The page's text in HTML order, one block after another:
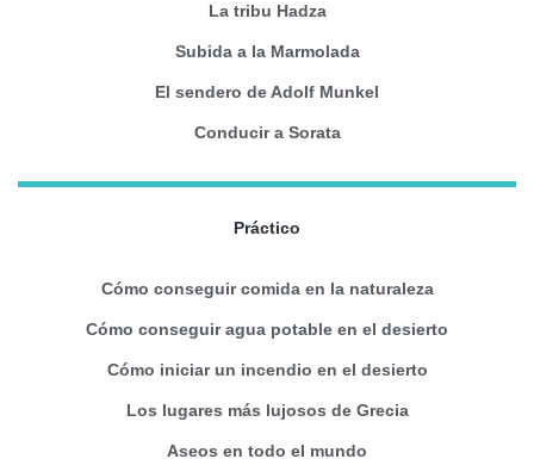
La tribu Hadza
Subida a la Marmolada
El sendero de Adolf Munkel
Conducir a Sorata
Práctico
Cómo conseguir comida en la naturaleza
Cómo conseguir agua potable en el desierto
Cómo iniciar un incendio en el desierto
Los lugares más lujosos de Grecia
Aseos en todo el mundo